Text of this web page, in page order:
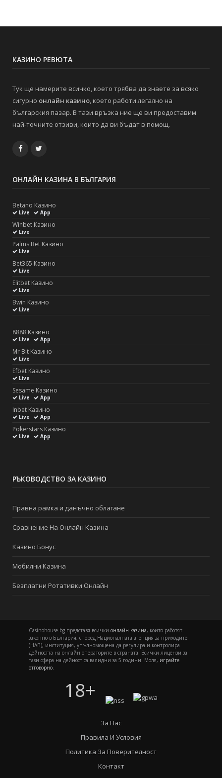
КАЗИНО РЕВЮТА
Тук ще намерите всичко, което трябва да знаете за всяко
сигурно онлайн казино, което работи легално на
българския пазар. В тази връзка ние ще ви предоставим
най-точните отзиви, които да ви бъдат в помощ.
Facebook
ОНЛАЙН КАЗИНА В БЪЛГАРИЯ
Betano Казино
Live App
Winbet Казино
Live
Palms Bet Казино
Live
Bet365 Казино
Live
Elitbet Казино
Live
Bwin Казино
Live
8888 Казино
Live App
Mr Bit Казино
Live
Efbet Казино
Live
Sesame Казино
Live App
Inbet Казино
Live App
Pokerstars Казино
Live App
РЪКОВОДСТВО ЗА КАЗИНО
Правна рамка и данъчно облагане
Сравнение На Онлайн Казина
Казино Бонус
Мобилни Казина
Безплатни Ротативки Онлайн
Casinohouse.bg представя всичкионлайн казина, които работят
законно в България, според Националната агенция за приходите
(НАП), институция, упълномощена да регулира и контролира
дейността на онлайн операторите в страната. Всички лицензи за
тази сфера на дейност са валидни за 5 години. Моля, играйте
отговорно.
18+
За Нас
Правила И Условия
Политика За Поверителност
Контакт